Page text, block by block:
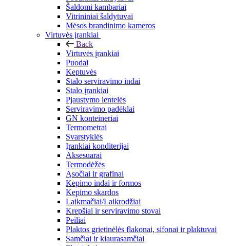
Šaldomi kambariai
Vitrininiai šaldytuvai
Mėsos brandinimo kameros
Virtuvės įrankiai
Back
Virtuvės įrankiai
Puodai
Keptuvės
Stalo serviravimo indai
Stalo įrankiai
Pjaustymo lentelės
Serviravimo padėklai
GN konteineriai
Termometrai
Svarstyklės
Įrankiai konditerijai
Aksesuarai
Termodėžės
Ąsočiai ir grafinai
Kepimo indai ir formos
Kepimo skardos
Laikmačiai/Laikrodžiai
Krepšiai ir serviravimo stovai
Peiliai
Plaktos grietinėlės flakonai, sifonai ir plaktuvai
Samčiai ir kiaurasamčiai